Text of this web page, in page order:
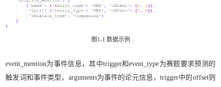
图1-1 数据示例
event_mention为事件信息，其中trigger和event_type为赛题要求预测的
触发词和事件类型，arguments为事件的论元信息，trigger中的offset则